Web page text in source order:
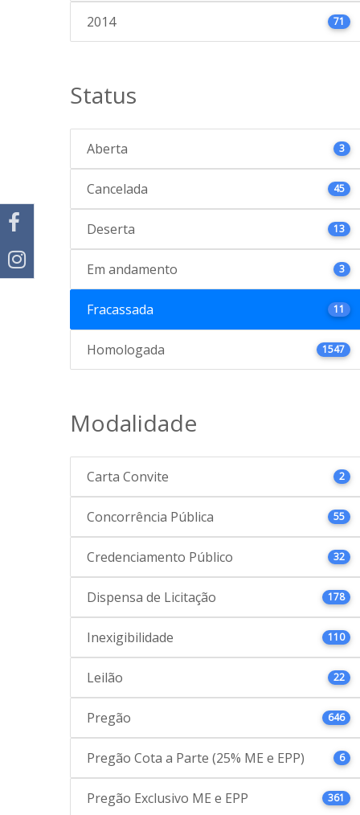
2014 71
Status
Aberta 3
Cancelada 45
Deserta 13
Em andamento 3
Fracassada 11
Homologada 1547
Modalidade
Carta Convite 2
Concorrência Pública 55
Credenciamento Público 32
Dispensa de Licitação 178
Inexigibilidade 110
Leilão 22
Pregão 646
Pregão Cota a Parte (25% ME e EPP) 6
Pregão Exclusivo ME e EPP 361